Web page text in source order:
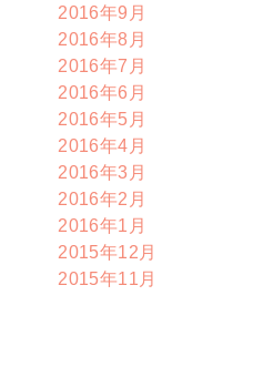
2016年9月
2016年8月
2016年7月
2016年6月
2016年5月
2016年4月
2016年3月
2016年2月
2016年1月
2015年12月
2015年11月